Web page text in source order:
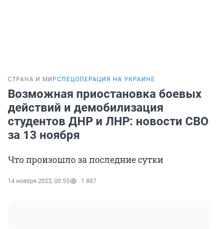
СТРАНА И МИРСПЕЦОПЕРАЦИЯ НА УКРАИНЕ
Возможная приостановка боевых
действий и демобилизация
студентов ДНР и ЛНР: новости СВО
за 13 ноября
Что произошло за последние сутки
14 ноября 2022, 00:55 1 887